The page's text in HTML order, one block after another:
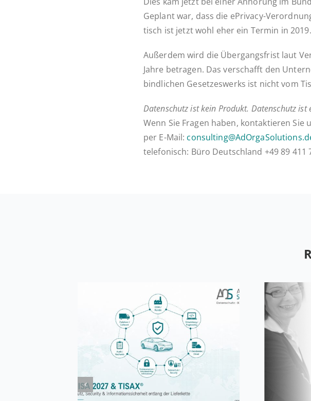
Geplant war, dass die ePri­­va­­cy-
tisch ist jetzt wohl eher ein Termin in 2019.
Au­ßer­dem wird die Über­gangs­frist laut
Jahre be­tra­gen. Das ver­schafft den
bind­li­chen Ge­set­zes­werks ist nicht vom
Daten­schutz ist kein Produkt. Daten­schutz ist
Wenn Sie Fragen haben, kon­tak­tie­ren Sie
per E-Mail:
te­le­fo­nisch: Büro Deutsch­land +49 89 411